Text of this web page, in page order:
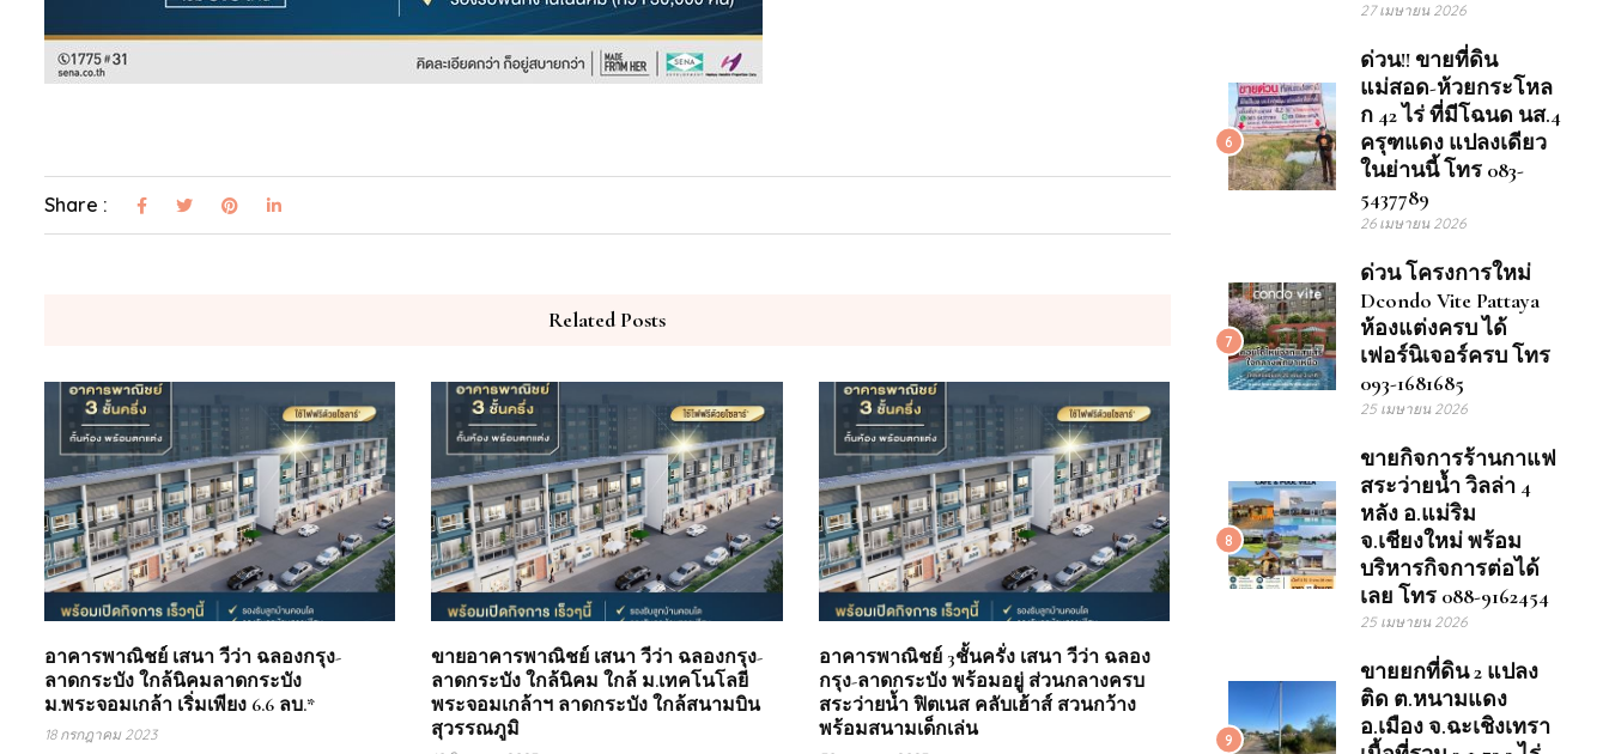
Share :
Related Posts
อาคารพาณิชย์ เสนา วีว่า ฉลองกรุง-
ลาดกระบัง ใกล้นิคมลาดกระบัง
ม.พระจอมเกล้า เริ่มเพียง 6.6 ลบ.*
18 กรกฎาคม 2023
ขายอาคารพาณิชย์ เสนา วีว่า ฉลองกรุง-
ลาดกระบัง ใกล้นิคม ใกล้ ม.เทคโนโลยี
พระจอมเกล้าฯ ลาดกระบัง ใกล้สนามบิน
สุวรรณภูมิ
อาคารพาณิชย์ 3ชั้นครั่ง เสนา วีว่า ฉลอง
กรุง-ลาดกระบัง พร้อมอยู่ ส่วนกลางครบ
สระว่ายน้ำ ฟิตเนส คลับเฮ้าส์ สวนกว้าง
พร้อมสนามเด็กเล่น
27 เมษายน 2026
6
ด่วน!! ขายที่ดิน
แม่สอด-ห้วยกระโหล
ก 42 ไร่ ที่มีโฉนด นส.4
ครุฑแดง แปลงเดียว
ในย่านนี้ โทร 083-
5437789
26 เมษายน 2026
7
ด่วน โครงการใหม่
Dcondo Vite Pattaya
ห้องแต่งครบ ได้
เฟอร์นิเจอร์ครบ โทร
093-1681685
25 เมษายน 2026
8
ขายกิจการร้านกาแฟ
สระว่ายน้ำ วิลล่า 4
หลัง อ.แม่ริม
จ.เชียงใหม่ พร้อม
บริหารกิจการต่อได้
เลย โทร 088-9162454
25 เมษายน 2026
9
ขายยกที่ดิน 2 แปลง
ติด ต.หนามแดง
อ.เมือง จ.ฉะเชิงเทรา